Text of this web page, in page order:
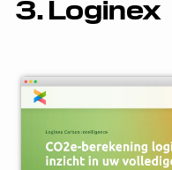
3. Loginex